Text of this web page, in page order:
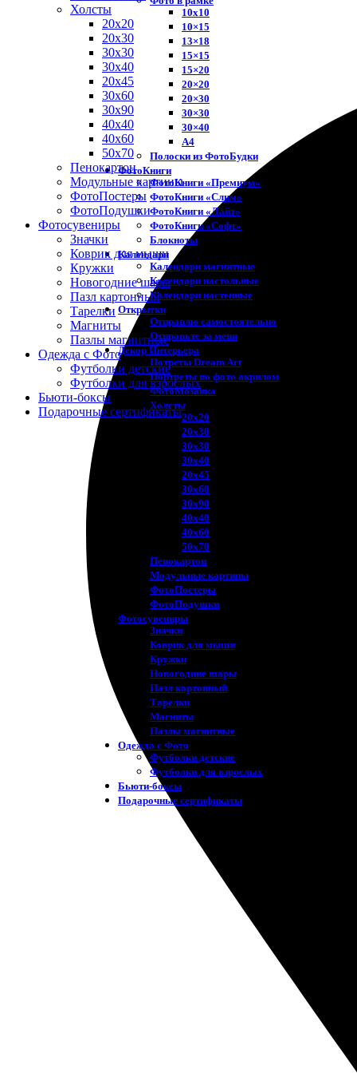
10х10
10×15
13×18
15×15
15×20
20×20
20×30
30×30
30×40
A4
Полоски из ФотоБудки
ФотоКниги
ФотоКниги «Премиум»
ФотоКниги «Слим»
ФотоКниги «Лайт»
ФотоКниги «Софт»
Блокноты
Календари
Календари магнитные
Календари настольные
Календари настенные
Открытки
Отправлю самостоятельно
Отправьте за меня
Декор Интерьера
Потреты Dream Art
Портреты по фото акрилом
ФотоМозаика
Холсты
20х20
20х30
30х30
30х40
20х45
30х60
30х90
40х40
40х60
50х70
Пенокартон
Модульные картины
ФотоПостеры
ФотоПодушки
Фотоcувениры
Значки
Коврик для мыши
Кружки
Новогодние шары
Пазл картонный
Тарелки
Магниты
Пазлы магнитные
Одежда с Фото
Футболки детские
Футболки для взрослых
Бьюти-боксы
Подарочные сертификаты
Холсты
20х20
20х30
30х30
30х40
20х45
30х60
30х90
40х40
40х60
50х70
Пенокартон
Модульные картины
ФотоПостеры
ФотоПодушки
Фотоcувениры
Значки
Коврик для мыши
Кружки
Новогодние шары
Пазл картонный
Тарелки
Магниты
Пазлы магнитные
Одежда с Фото
Футболки детские
Футболки для взрослых
Бьюти-боксы
Подарочные сертификаты